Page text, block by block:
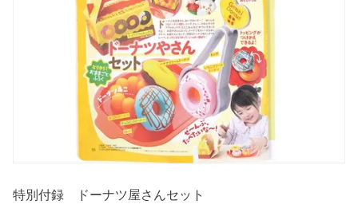
特別付録 ドーナツ屋さんセット